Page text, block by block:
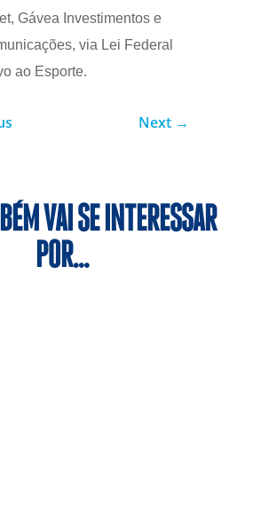
Gávea Investimentos e
via Lei Federal
ao Esporte.
Next →
VAI SE INTERESSAR
POR…